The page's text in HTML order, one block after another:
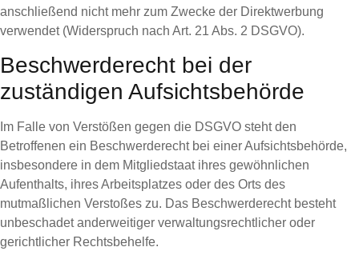
anschließend nicht mehr zum Zwecke der Direktwerbung
verwendet (Widerspruch nach Art. 21 Abs. 2 DSGVO).
Beschwerderecht bei der
zuständigen Aufsichtsbehörde
Im Falle von Verstößen gegen die DSGVO steht den
Betroffenen ein Beschwerderecht bei einer Aufsichtsbehörde,
insbesondere in dem Mitgliedstaat ihres gewöhnlichen
Aufenthalts, ihres Arbeitsplatzes oder des Orts des
mutmaßlichen Verstoßes zu. Das Beschwerderecht besteht
unbeschadet anderweitiger verwaltungsrechtlicher oder
gerichtlicher Rechtsbehelfe.